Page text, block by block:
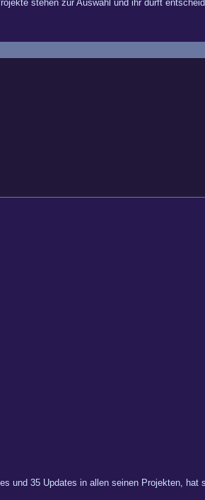
stehen zur Auswahl und ihr dürft
und 35 Updates in allen seinen Projekten,